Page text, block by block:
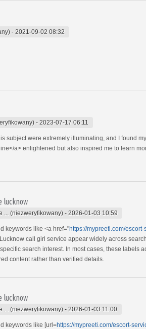
- 2021-09-02 08:32
- 2023-07-17 06:11
subject were extremely illuminating, and I found
a> enlightened but also inspired me to learn
lucknow
... (niezweryfikowany) - 2026-01-03 10:59
keywords like <a href="https://mypreeti.com/
call girl service appear widely across
search interest. In most cases, these
content rather than verified details.
lucknow
... (niezweryfikowany) - 2026-01-03 11:00
keywords like [url=https://mypreeti.com/escort-